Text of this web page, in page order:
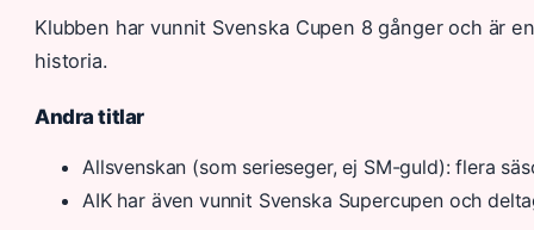
Klubben har vunnit Svenska Cupen 8 gånger och är
historia.
Andra titlar
Allsvenskan (som serieseger, ej SM-guld): flera
AIK har även vunnit Svenska Supercupen och